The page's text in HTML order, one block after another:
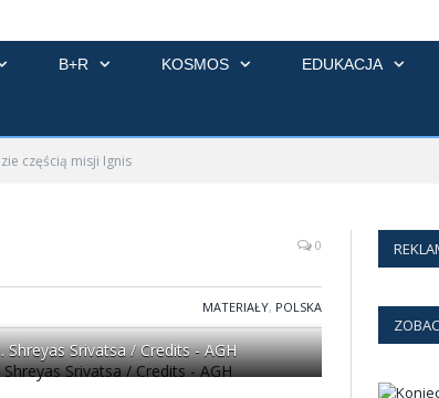
B+R KOSMOS EDUKACJA
częścią misji Ignis
0
MATERIAŁY, POLSKA
Srivatsa / Credits - AGH